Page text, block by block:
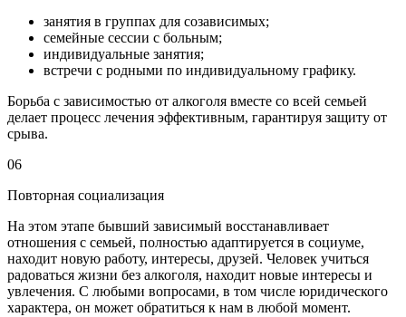
занятия в группах для созависимых;
семейные сессии с больным;
индивидуальные занятия;
встречи с родными по индивидуальному графику.
Борьба с зависимостью от алкоголя вместе со всей семьей
делает процесс лечения эффективным, гарантируя защиту от
срыва.
06
Повторная социализация
На этом этапе бывший зависимый восстанавливает
отношения с семьей, полностью адаптируется в социуме,
находит новую работу, интересы, друзей. Человек учиться
радоваться жизни без алкоголя, находит новые интересы и
увлечения. С любыми вопросами, в том числе юридического
характера, он может обратиться к нам в любой момент.